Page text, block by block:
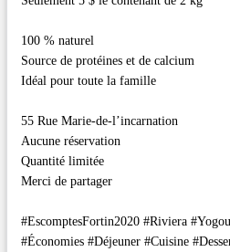
100 % naturel
Source de protéines et de calcium
Idéal pour toute la famille
55 Rue Marie-de-l’incarnation
Aucune réservation
Quantité limitée
Merci de partager
#EscomptesFortin2020 #Riviera
#Économies #Déjeuner #Cuisine